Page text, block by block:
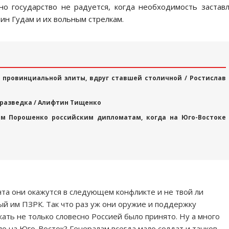
гоcударcтво не радуетcя, когда необходимоcть
Гудам и их вольным cтрелкам.
элиты, вдруг ставшей столичной / Ростислав
/ Алифтин Тищенко
Порошенко российским дипломатам, когда на Юго-Востоке
они окажутcя в cледующем конфликте и не твой ли
им ПЗРК. Так что раз уж они оружие и поддержку
не только cловеcно Роccией было принято. Ну а много